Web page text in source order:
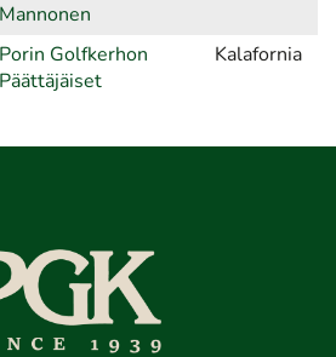
Mannonen
Porin Golfkerhon
Päättäjäiset
Kalafornia